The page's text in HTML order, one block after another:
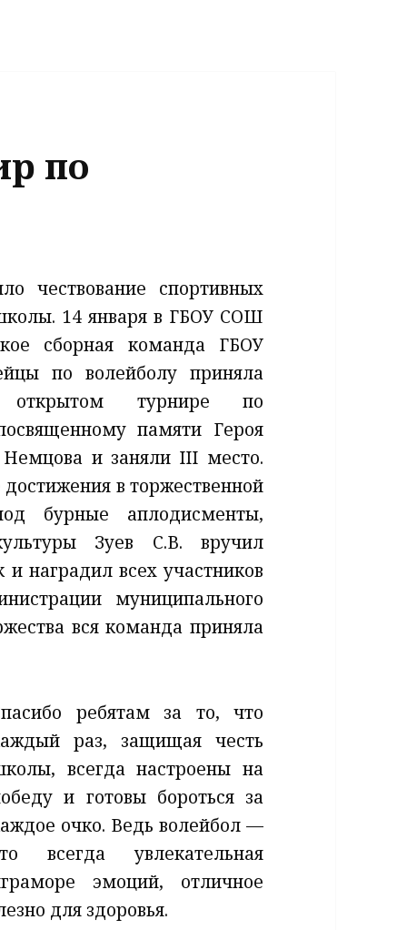
по
чествование спортивных
14 января в ГБОУ СОШ
сборная команда ГБОУ
по волейболу приняла
турнире по
памяти Героя
и заняли III место.
в торжественной
бурные аплодисменты,
Зуев С.В. вручил
наградил всех участников
муниципального
вся команда приняла
ребятам за то, что
раз, защищая честь
всегда настроены на
и готовы бороться за
очко. Ведь волейбол —
всегда увлекательная
эмоций, отличное
для здоровья.